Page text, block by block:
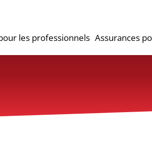
les professionnels Assurances